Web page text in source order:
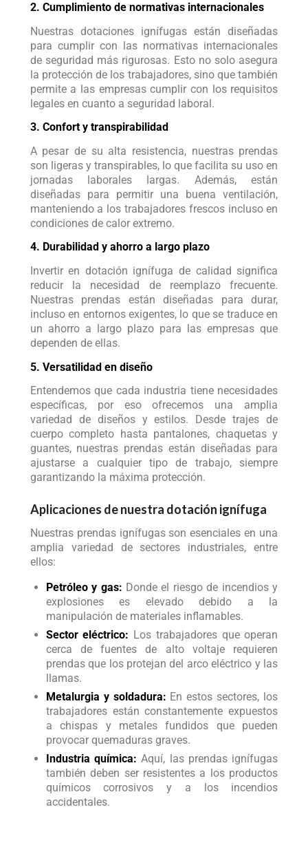
2. Cumplimiento de normativas internacionales
Nuestras dotaciones ignífugas están diseñadas
para cumplir con las normativas internacionales
de seguridad más rigurosas. Esto no solo asegura
la protección de los trabajadores, sino que también
permite a las empresas cumplir con los requisitos
legales en cuanto a seguridad laboral.
3. Confort y transpirabilidad
A pesar de su alta resistencia, nuestras prendas
son ligeras y transpirables, lo que facilita su uso en
jornadas laborales largas. Además, están
diseñadas para permitir una buena ventilación,
manteniendo a los trabajadores frescos incluso en
condiciones de calor extremo.
4. Durabilidad y ahorro a largo plazo
Invertir en dotación ignífuga de calidad significa
reducir la necesidad de reemplazo frecuente.
Nuestras prendas están diseñadas para durar,
incluso en entornos exigentes, lo que se traduce en
un ahorro a largo plazo para las empresas que
dependen de ellas.
5. Versatilidad en diseño
Entendemos que cada industria tiene necesidades
específicas, por eso ofrecemos una amplia
variedad de diseños y estilos. Desde trajes de
cuerpo completo hasta pantalones, chaquetas y
guantes, nuestras prendas están diseñadas para
ajustarse a cualquier tipo de trabajo, siempre
garantizando la máxima protección.
Aplicaciones de nuestra dotación ignífuga
Nuestras prendas ignífugas son esenciales en una
amplia variedad de sectores industriales, entre
ellos:
Petróleo y gas: Donde el riesgo de incendios y
explosiones es elevado debido a la
manipulación de materiales inflamables.
Sector eléctrico: Los trabajadores que operan
cerca de fuentes de alto voltaje requieren
prendas que los protejan del arco eléctrico y las
llamas.
Metalurgia y soldadura: En estos sectores, los
trabajadores están constantemente expuestos
a chispas y metales fundidos que pueden
provocar quemaduras graves.
Industria química: Aquí, las prendas ignífugas
también deben ser resistentes a los productos
químicos corrosivos y a los incendios
accidentales.